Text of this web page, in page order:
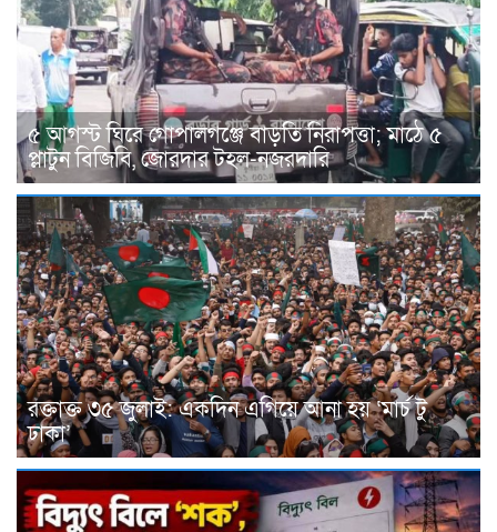
৫ আগস্ট ঘিরে গোপালগঞ্জে বাড়তি নিরাপত্তা; মাঠে ৫
প্লাটুন বিজিবি, জোরদার টহল-নজরদারি
রক্তাক্ত ৩৫ জুলাই: একদিন এগিয়ে আনা হয় ‘মার্চ টু
ঢাকা’